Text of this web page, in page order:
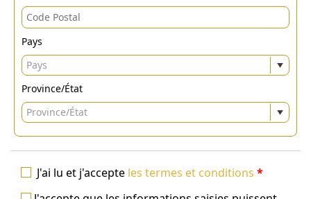
Pays
Pays
Province/État
Province/État
J'ai lu et j'accepte les termes et conditions *